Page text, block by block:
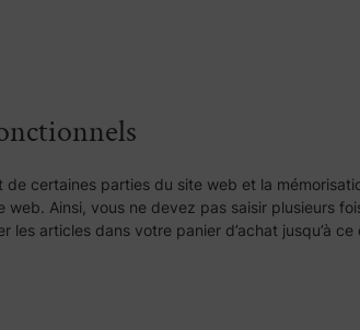
certaines parties du site web et la
Ainsi, vous ne devez pas saisir plusieurs
les articles dans votre panier d’achat jusqu’à